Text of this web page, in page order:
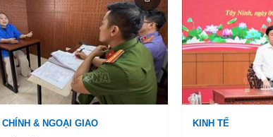
CHÍNH & NGOẠI GIAO KINH TẾ